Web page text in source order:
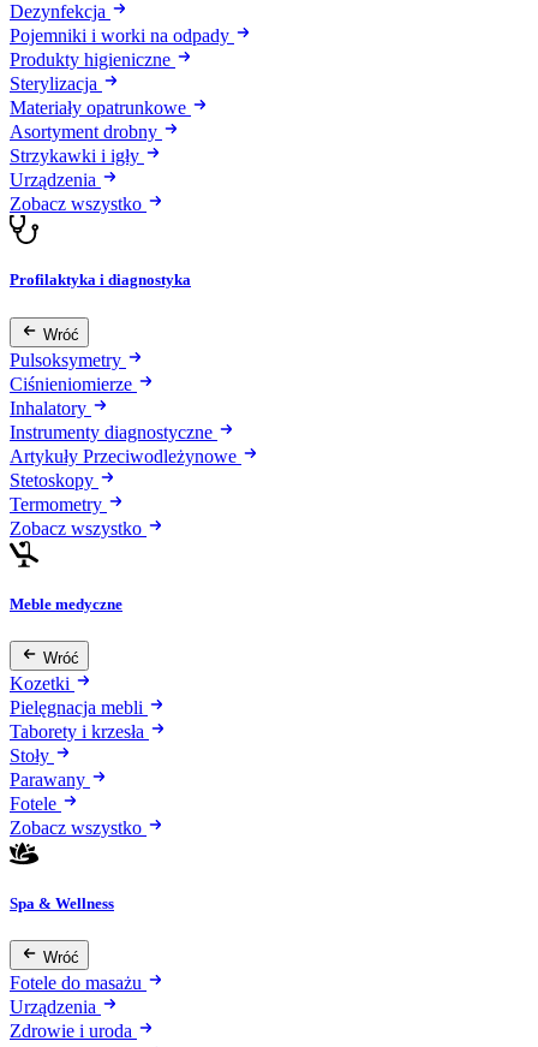
Dezynfekcja
Pojemniki i worki na odpady
Produkty higieniczne
Sterylizacja
Materiały opatrunkowe
Asortyment drobny
Strzykawki i igły
Urządzenia
Zobacz wszystko
Profilaktyka i diagnostyka
Wróć
Pulsoksymetry
Ciśnieniomierze
Inhalatory
Instrumenty diagnostyczne
Artykuły Przeciwodleżynowe
Stetoskopy
Termometry
Zobacz wszystko
Meble medyczne
Wróć
Kozetki
Pielęgnacja mebli
Taborety i krzesła
Stoły
Parawany
Fotele
Zobacz wszystko
Spa & Wellness
Wróć
Fotele do masażu
Urządzenia
Zdrowie i uroda